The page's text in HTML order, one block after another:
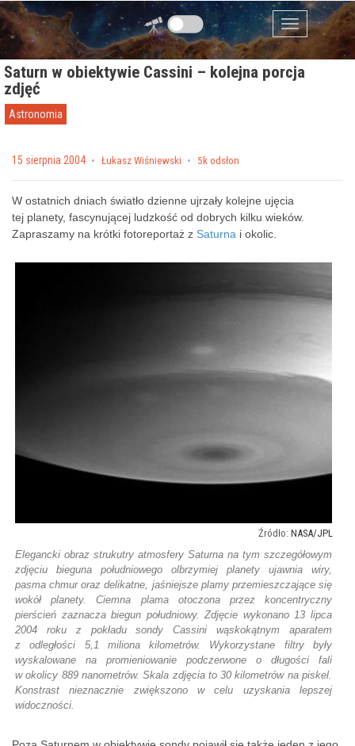
Przejdź do zawartości
Menu
Saturn w obiektywie Cassini – kolejna porcja
zdjęć
Astronomia
Posted on
15 sierpnia 2004 by Łukasz Wiśniewski 5k odsłon
W ostatnich dniach światło dzienne ujrzały kolejne ujęcia
tej planety, fascynującej ludzkość od dobrych kilku wieków.
Zapraszamy na krótki fotoreportaż z Saturna i okolic.
NASA/JPL
Elegancki obraz strukutry atmosfery Saturna na tym szczegółowym
zdjęciu bieguna południowego olbrzymiej planety ujawnia wiry,
pasma chmur oraz delikatne, jaśniejsze plamy przemieszczające się
wokół planety. Ciemna plama otoczona przez koncentryczny
pierścień zaznacza biegun południowy. Zdjęcie wykonano 13 lipca
2004 roku z pokładu sondy Cassini wąskokątnym aparatem
z odległości 5,1 miliona kilometrów. Wykorzystane filtry były
wyskalowane na promieniowanie podczerwone o długości fali
w okolicy 889 nanometrów. Skala zdjęcia to 30 kilometrów na piskel.
Konstrast nieznacznie zwiększono w celu uzyskania lepszej
widoczności.